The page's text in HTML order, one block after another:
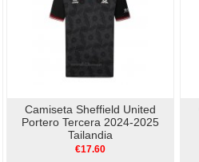
Camiseta Sheffield United
Portero Tercera 2024-2025
Tailandia
€17.60